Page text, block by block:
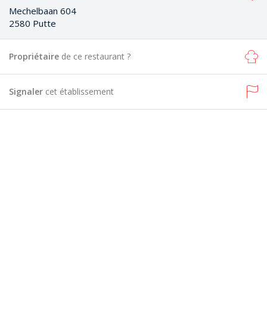
Mechelbaan 604
2580 Putte
Propriétaire de ce restaurant ?
Signaler cet établissement